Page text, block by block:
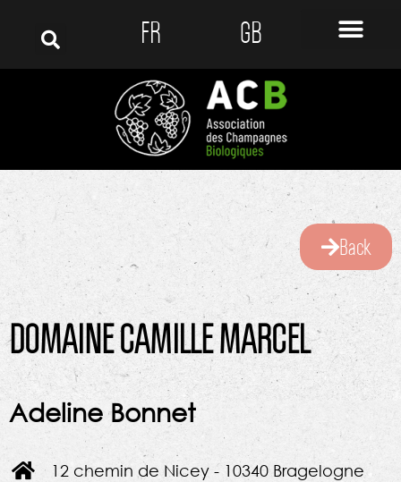
FR GB
DOMAINE CAMILLE MARCEL
Back
Adeline Bonnet
12 chemin de Nicey - 10340 Bragelogne